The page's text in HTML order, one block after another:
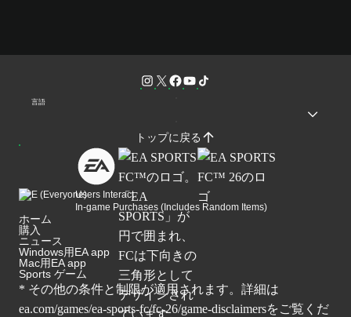
言語
トップに戻る
Users Interact
In-game Purchases (Includes Random Items)
ホーム
購入
ニュース
Windows用EA app
Mac用EA app
Sports ゲーム
* その他の条件と制限が適用されます。詳細は
ea.com/games/ea-sports-fc/fc-26/game-disclaimersをご覧くだ